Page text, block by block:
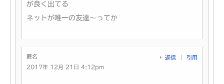
が良く出てる
ネットが唯一の友達～ってか
匿名
2017年 12月 21日 4:12pm
返信 引用